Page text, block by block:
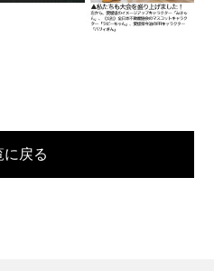
に戻る